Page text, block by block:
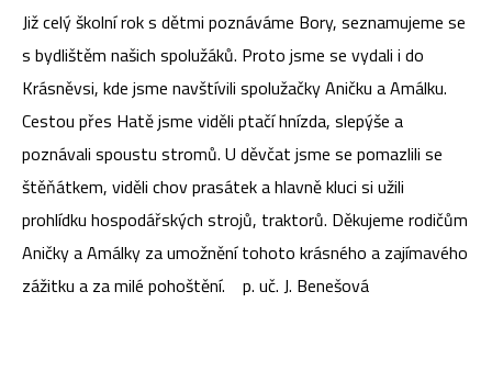
Již celý školní rok s dětmi poznáváme Bory, seznamujeme se
s bydlištěm našich spolužáků. Proto jsme se vydali i do
Krásněvsi, kde jsme navštívili spolužačky Aničku a Amálku.
Cestou přes Hatě jsme viděli ptačí hnízda, slepýše a
poznávali spoustu stromů. U děvčat jsme se pomazlili se
štěňátkem, viděli chov prasátek a hlavně kluci si užili
prohlídku hospodářských strojů, traktorů. Děkujeme rodičům
Aničky a Amálky za umožnění tohoto krásného a zajímavého
zážitku a za milé pohoštění. p. uč. J. Benešová